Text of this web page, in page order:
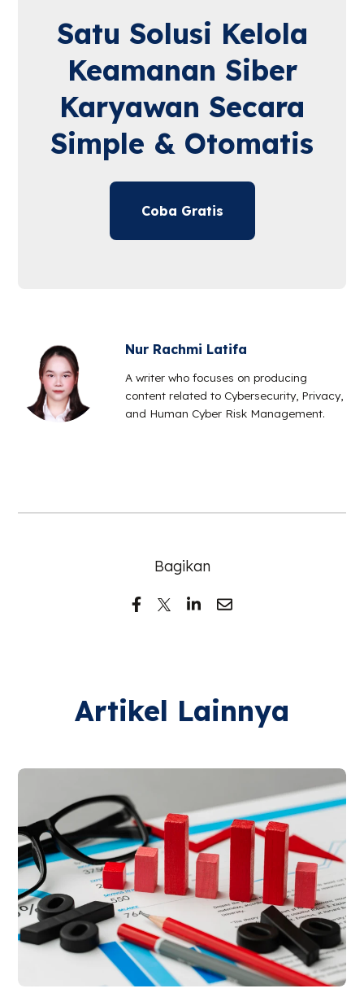
Satu Solusi Kelola
Keamanan Siber
Karyawan Secara
Simple & Otomatis
Coba Gratis
Nur Rachmi Latifa
A writer who focuses on producing
content related to Cybersecurity, Privacy,
and Human Cyber Risk Management.
Bagikan
Artikel Lainnya